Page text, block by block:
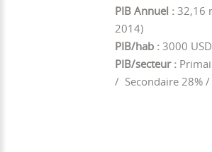
PIB Annuel : 32,16
2014)
PIB/hab : 3000
PIB/secteur :
/ Secondaire 28%